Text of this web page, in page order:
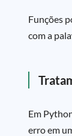
Funções
com a
Em
erro em